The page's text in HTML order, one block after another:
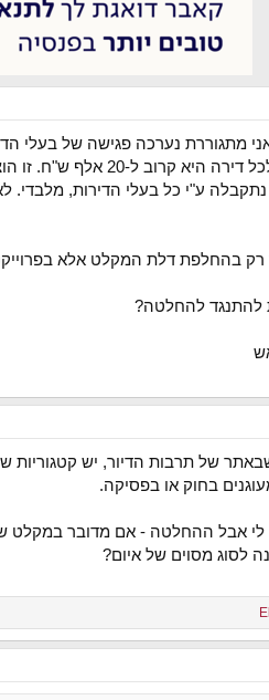
אני מתגוררת נערכה פגישה של
ל-20 אלף ש"ח. זו הוצאה שיהיה לי מאד קשה לעמוד בה.
ע"י כל בעלי הדירות, מלבדי.
בהחלפת דלת המקלט אלא בפרוייקט
להתנגד להחלטה?
של תרבות הדיור, יש
בחוק או בפסיקה.
לי אבל ההחלטה - אם מדובר במקלט
לסוג מסוים של איום?